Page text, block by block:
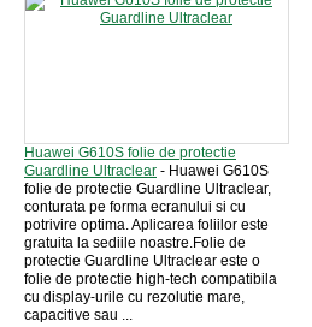
Huawei G610S folie de protectie
Guardline Ultraclear - Huawei G610S
folie de protectie Guardline Ultraclear,
conturata pe forma ecranului si cu
potrivire optima. Aplicarea foliilor este
gratuita la sediile noastre.Folie de
protectie Guardline Ultraclear este o
folie de protectie high-tech compatibila
cu display-urile cu rezolutie mare,
capacitive sau ...